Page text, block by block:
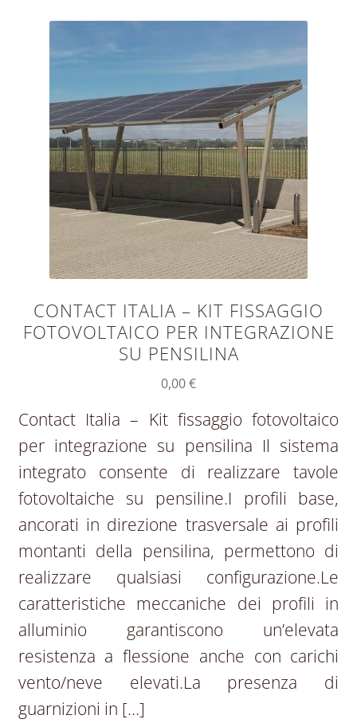
CONTACT ITALIA – KIT FISSAGGIO
FOTOVOLTAICO PER INTEGRAZIONE
SU PENSILINA
0,00€
Contact Italia – Kit fissaggio fotovoltaico
per integrazione su pensilina Il sistema
integrato consente di realizzare tavole
fotovoltaiche su pensiline.I profili base,
ancorati in direzione trasversale ai profili
montanti della pensilina, permettono di
realizzare qualsiasi configurazione.Le
caratteristiche meccaniche dei profili in
alluminio garantiscono un’elevata
resistenza a flessione anche con carichi
vento/neve elevati.La presenza di
guarnizioni in […]